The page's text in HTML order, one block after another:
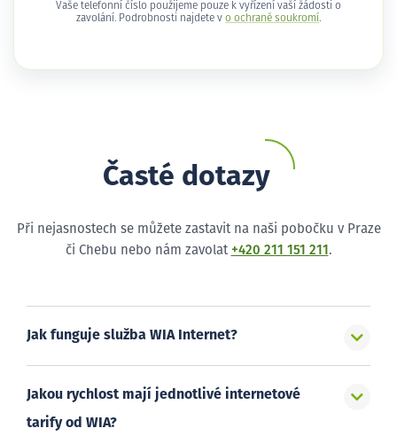
Vaše telefonní číslo použijeme pouze k vyřízení vaší žádosti o
zavolání. Podrobnosti najdete v o ochraně soukromí .
Časté dotazy
Při nejasnostech se můžete zastavit na naši pobočku v Praze
či Chebu nebo nám zavolat +420 211 151 211 .
Jak funguje služba WIA Internet?
Jakou rychlost mají jednotlivé internetové
tarify od WIA?